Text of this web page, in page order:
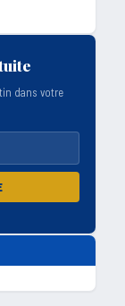
dans votre